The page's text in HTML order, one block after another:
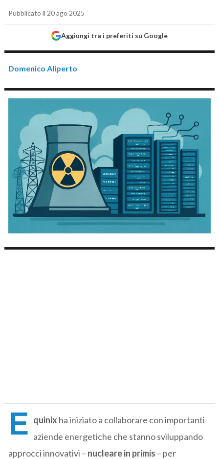
Pubblicato il 20 ago 2025
Aggiungi tra i preferiti su Google
Domenico Aliperto
E quinix ha iniziato a collaborare con importanti
aziende energetiche che stanno sviluppando
approcci innovativi – nucleare in primis – per